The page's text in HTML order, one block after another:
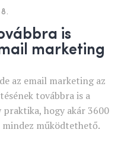
is
marketing
az email marketing az
továbbra is a
praktika, hogy akár 3600
mindez működtethető.